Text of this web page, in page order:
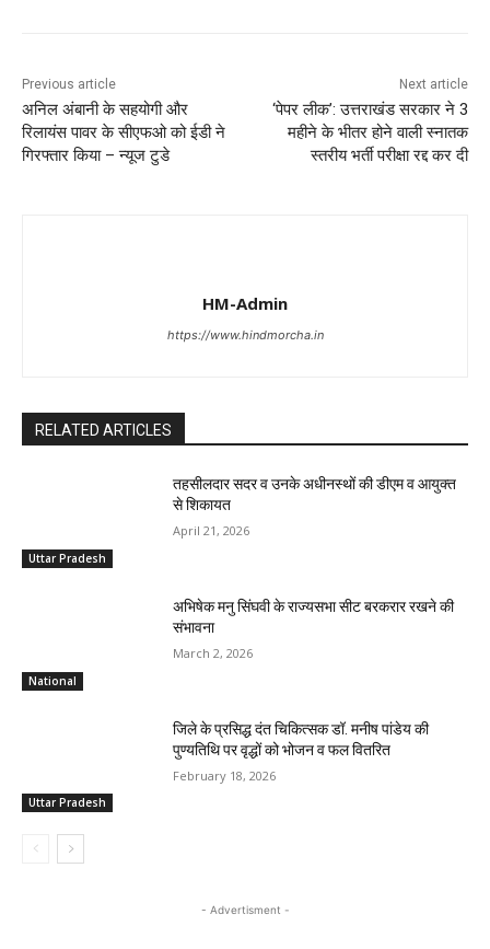
Previous article
अनिल अंबानी के सहयोगी और
रिलायंस पावर के सीएफओ को ईडी ने
गिरफ्तार किया – न्यूज टुडे
Next article
‘पेपर लीक’: उत्तराखंड सरकार ने 3
महीने के भीतर होने वाली स्नातक
स्तरीय भर्ती परीक्षा रद्द कर दी
HM-Admin
https://www.hindmorcha.in
RELATED ARTICLES
Uttar Pradesh
तहसीलदार सदर व उनके अधीनस्थों की डीएम व आयुक्त
से शिकायत
April 21, 2026
National
अभिषेक मनु सिंघवी के राज्यसभा सीट बरकरार रखने की
संभावना
March 2, 2026
Uttar Pradesh
जिले के प्रसिद्ध दंत चिकित्सक डॉ. मनीष पांडेय की
पुण्यतिथि पर वृद्धों को भोजन व फल वितरित
February 18, 2026
- Advertisment -